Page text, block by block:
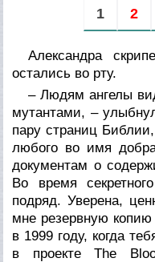
1 2
Александра
остались во рту.
– Людям ангелы
мутантами, –
пару страниц
любого во имя
документам о
Во время
подряд. Уверена,
мне резервную копию
в 1999 году, когда
в проекте The